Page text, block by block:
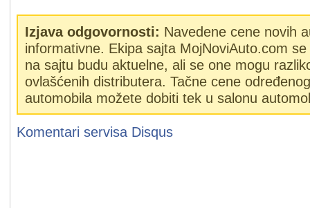
Izjava odgovornosti: Navedene cene novih
informativne. Ekipa sajta MojNoviAuto.com
na sajtu budu aktuelne, ali se one mogu
ovlašćenih distributera. Tačne cene
automobila možete dobiti tek u salonu
Komentari servisa Disqus